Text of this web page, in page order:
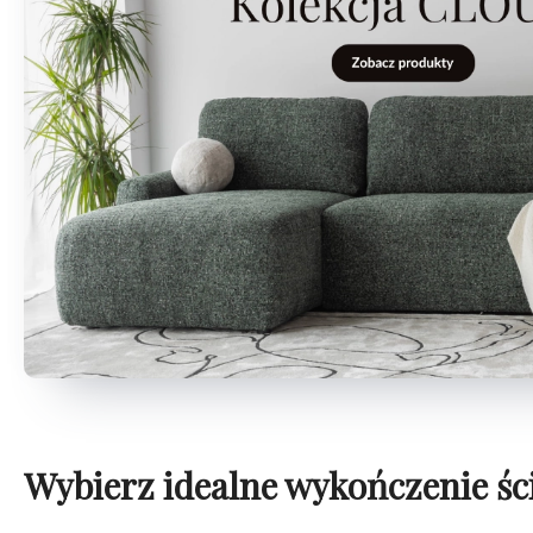
Wybierz idealne wykończenie